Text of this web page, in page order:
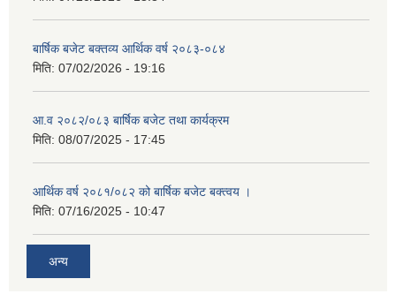
बार्षिक बजेट बक्तव्य आर्थिक वर्ष २०८३-०८४
मिति: 07/02/2026 - 19:16
आ.व २०८२/०८३ बार्षिक बजेट तथा कार्यक्रम
मिति: 08/07/2025 - 17:45
आर्थिक वर्ष २०८१/०८२ को बार्षिक बजेट बक्त्वय ।
मिति: 07/16/2025 - 10:47
अन्य